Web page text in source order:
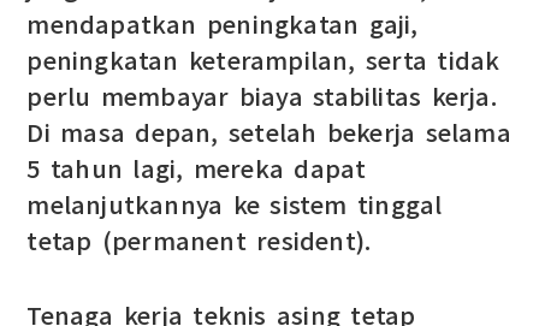
mendapatkan peningkatan gaji,
peningkatan keterampilan, serta tidak
perlu membayar biaya stabilitas kerja.
Di masa depan, setelah bekerja selama
5 tahun lagi, mereka dapat
melanjutkannya ke sistem tinggal
tetap (permanent resident).
Tenaga kerja teknis asing tetap